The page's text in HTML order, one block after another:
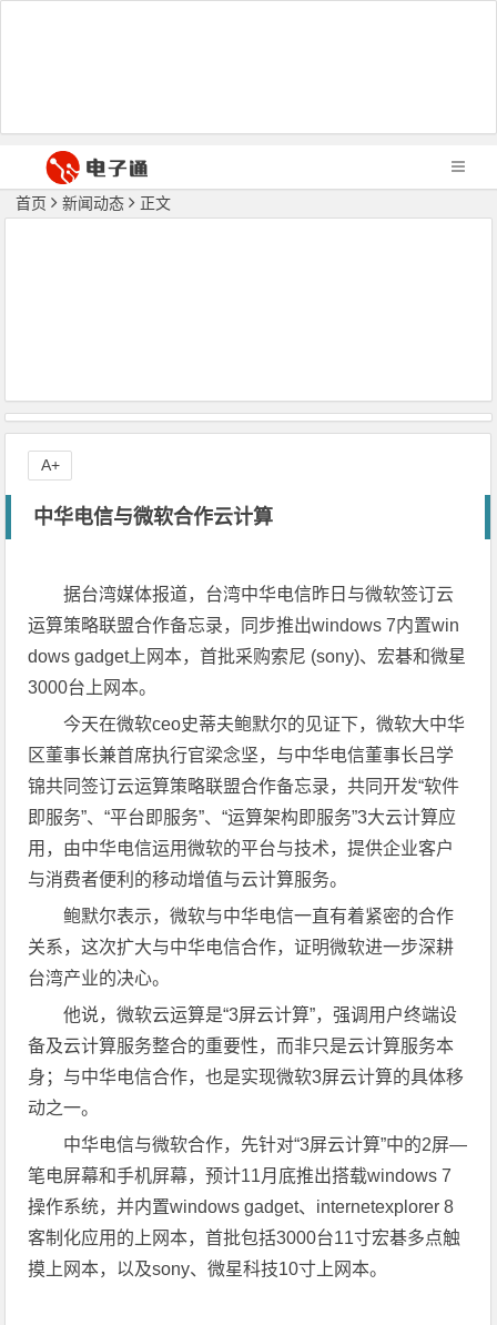
首页 新闻动态 正文
中华电信与微软合作云计算
据台湾媒体报道，台湾中华电信昨日与微软签订云
运算策略联盟合作备忘录，同步推出windows 7内置win
dows gadget上网本，首批采购索尼 (sony)、宏碁和微星
3000台上网本。
今天在微软ceo史蒂夫鲍默尔的见证下，微软大中华
区董事长兼首席执行官梁念坚，与中华电信董事长吕学
锦共同签订云运算策略联盟合作备忘录，共同开发“软件
即服务”、“平台即服务”、“运算架构即服务”3大云计算应
用，由中华电信运用微软的平台与技术，提供企业客户
与消费者便利的移动增值与云计算服务。
鲍默尔表示，微软与中华电信一直有着紧密的合作
关系，这次扩大与中华电信合作，证明微软进一步深耕
台湾产业的决心。
他说，微软云运算是“3屏云计算”，强调用户终端设
备及云计算服务整合的重要性，而非只是云计算服务本
身；与中华电信合作，也是实现微软3屏云计算的具体移
动之一。
中华电信与微软合作，先针对“3屏云计算”中的2屏—
笔电屏幕和手机屏幕，预计11月底推出搭载windows 7
操作系统，并内置windows gadget、internetexplorer 8
客制化应用的上网本，首批包括3000台11寸宏碁多点触
摸上网本，以及sony、微星科技10寸上网本。
A+